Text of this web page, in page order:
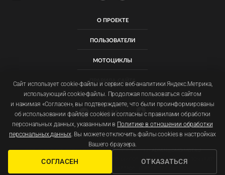
О ПРОЕКТЕ
ПОЛЬЗОВАТЕЛИ
МОТОЦИКЛЫ
ПРАВИЛА САЙТА
Пользовательское соглашениеПолитика обработки персональных данных
ООО «ОМОЙМОТ» ОГРН: 1257700092011 ИНН: 9719077129ADMIN@OMOIMOT.RU
ФОТОГРАФИИ, ЦЕНЫ И ХАРАКТЕРИСТИКИ МОТОЦИКЛОВ МОГУТ ОТЛИЧАТЬСЯ. УТОЧНЯЙТЕ
Сайт использует cookie-файлы и сервис веб-аналитики Яндекс.Метрика,
использующий cookie-файлы. Продолжая пользоваться сайтом
и нажимая «Согласен», вы подтверждаете, что были проинформированы
об использовании файлов cookies и согласны с правилами обработки
персональных данных, указанными в Политике в отношении обработки
персональных данных. Вы можете отключить файлы cookies в настройках
Вашего браузера.
СОГЛАСЕН ОТКАЗАТЬСЯ